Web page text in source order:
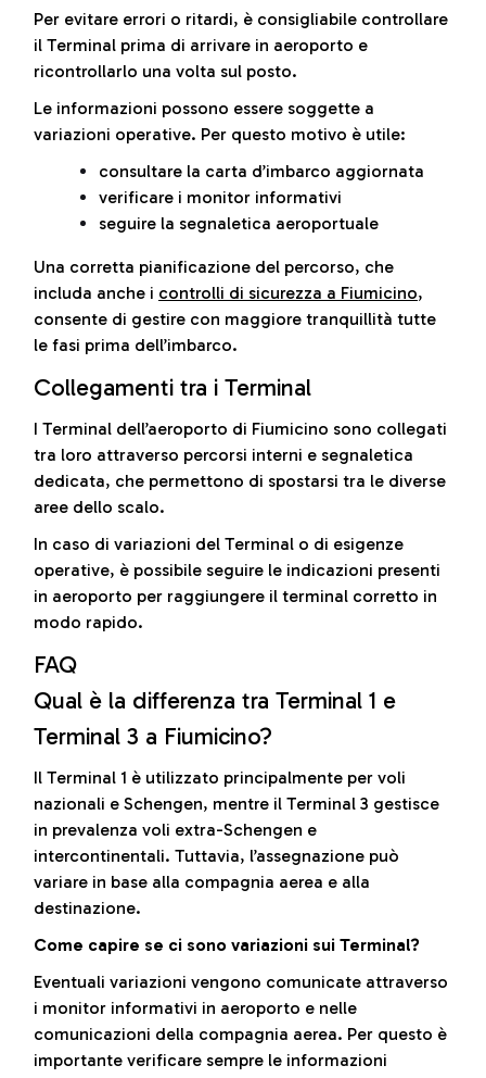
Per evitare errori o ritardi, è consigliabile controllare
il Terminal prima di arrivare in aeroporto e
ricontrollarlo una volta sul posto.
Le informazioni possono essere soggette a
variazioni operative. Per questo motivo è utile:
consultare la carta d’imbarco aggiornata
verificare i monitor informativi
seguire la segnaletica aeroportuale
Una corretta pianificazione del percorso, che
includa anche i controlli di sicurezza a Fiumicino,
consente di gestire con maggiore tranquillità tutte
le fasi prima dell’imbarco.
Collegamenti tra i Terminal
I Terminal dell’aeroporto di Fiumicino sono collegati
tra loro attraverso percorsi interni e segnaletica
dedicata, che permettono di spostarsi tra le diverse
aree dello scalo.
In caso di variazioni del Terminal o di esigenze
operative, è possibile seguire le indicazioni presenti
in aeroporto per raggiungere il terminal corretto in
modo rapido.
FAQ
Qual è la differenza tra Terminal 1 e
Terminal 3 a Fiumicino?
Il Terminal 1 è utilizzato principalmente per voli
nazionali e Schengen, mentre il Terminal 3 gestisce
in prevalenza voli extra-Schengen e
intercontinentali. Tuttavia, l’assegnazione può
variare in base alla compagnia aerea e alla
destinazione.
Come capire se ci sono variazioni sui Terminal?
Eventuali variazioni vengono comunicate attraverso
i monitor informativi in aeroporto e nelle
comunicazioni della compagnia aerea. Per questo è
importante verificare sempre le informazioni